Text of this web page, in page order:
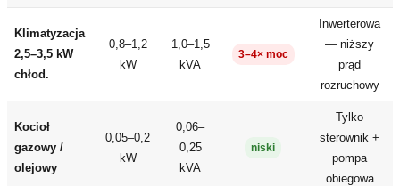
Klimatyzacja
2,5–3,5 kW
chłod.
0,8–1,2
kW
1,0–1,5
kVA
3–4× moc
Inwerterowa
— niższy
prąd
rozruchowy
Kocioł
gazowy /
olejowy
0,05–0,2
kW
0,06–
0,25
kVA
niski
Tylko
sterownik +
pompa
obiegowa